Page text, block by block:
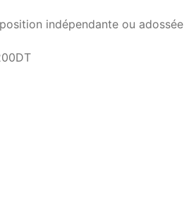
indépendante ou adossée